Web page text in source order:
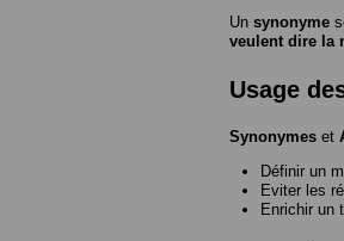
Un synonyme
veulent dire la
Usage
Synonymes et
Définir un
Eviter les
Enrichir un